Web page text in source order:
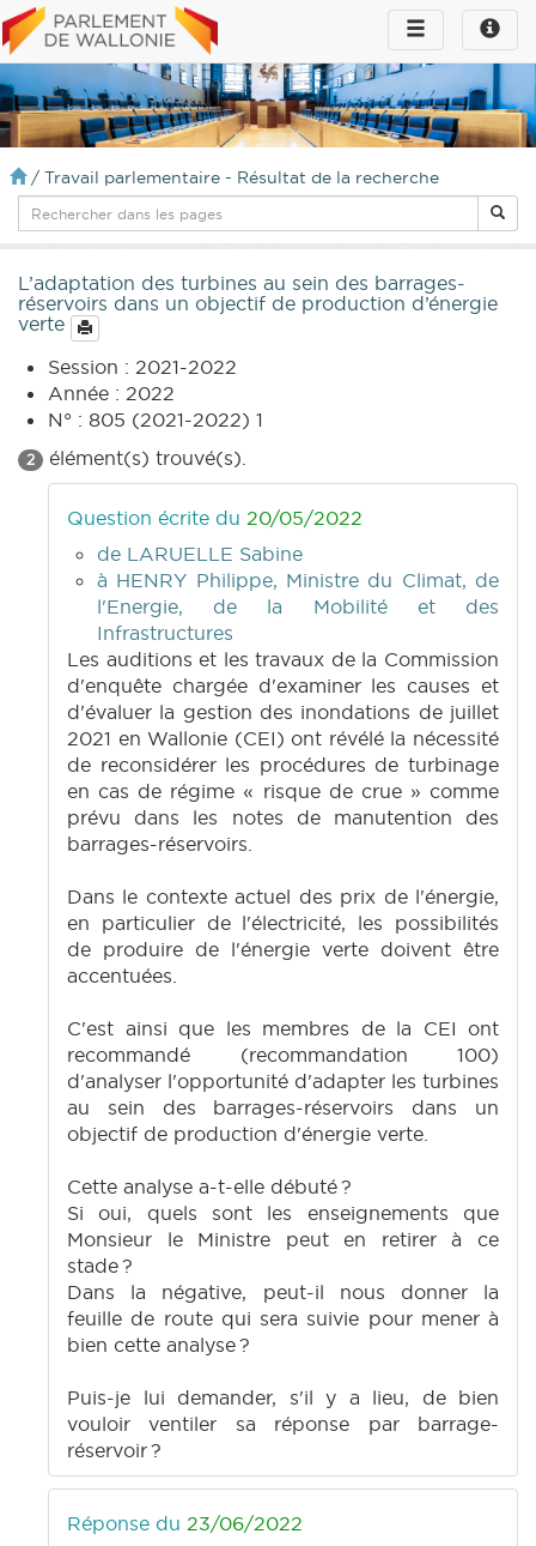
Toggle
infos
Toggle
navigation
/ Travail parlementaire - Résultat de la recherche
L’adaptation des turbines au sein des barrages-
réservoirs dans un objectif de production d’énergie
verte
Session : 2021-2022
Année : 2022
N° : 805 (2021-2022) 1
2 élément(s) trouvé(s).
Question écrite du 20/05/2022
de LARUELLE Sabine
à HENRY Philippe, Ministre du Climat, de
l'Energie, de la Mobilité et des
Infrastructures
Les auditions et les travaux de la Commission
d'enquête chargée d'examiner les causes et
d'évaluer la gestion des inondations de juillet
2021 en Wallonie (CEI) ont révélé la nécessité
de reconsidérer les procédures de turbinage
en cas de régime « risque de crue » comme
prévu dans les notes de manutention des
barrages-réservoirs.
Dans le contexte actuel des prix de l'énergie,
en particulier de l'électricité, les possibilités
de produire de l'énergie verte doivent être
accentuées.
C'est ainsi que les membres de la CEI ont
recommandé (recommandation 100)
d'analyser l'opportunité d'adapter les turbines
au sein des barrages-réservoirs dans un
objectif de production d'énergie verte.
Cette analyse a-t-elle débuté ?
Si oui, quels sont les enseignements que
Monsieur le Ministre peut en retirer à ce
stade ?
Dans la négative, peut-il nous donner la
feuille de route qui sera suivie pour mener à
bien cette analyse ?
Puis-je lui demander, s'il y a lieu, de bien
vouloir ventiler sa réponse par barrage-
réservoir ?
Réponse du 23/06/2022